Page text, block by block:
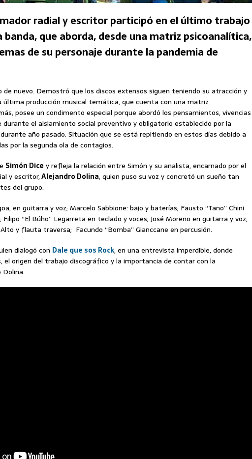
radial y escritor participó en el último trabajo
banda, que aborda, desde una matriz psicoanalítica,
de su personaje durante la pandemia de
de nuevo. Demostró que los discos extensos siguen teniendo su atracción y
última producción musical temática, que cuenta con una matriz
posee un condimento especial porque abordó los pensamientos, vivencias
durante el aislamiento social preventivo y obligatorio establecido por la
año pasado. Situación que se está repitiendo en estos días debido a
por la segunda ola de contagios.
Simón Dice y refleja la relación entre Simón y su analista, encarnado por el
y escritor,Alejandro Dolina, quien puso su voz y concretó un sueño tan
del grupo.
en guitarra y voz; Marcelo Sabbione: bajo y baterías; Fausto “Tano” Chini
“El Búho” Legarreta en teclado y voces; José Moreno en guitarra y voz;
y flauta traversa; Facundo “Bomba” Gianccane en percusión.
dialogó con Dale que sos Rock, en una entrevista imperdible, donde
el origen del trabajo discográfico y la importancia de contar con la